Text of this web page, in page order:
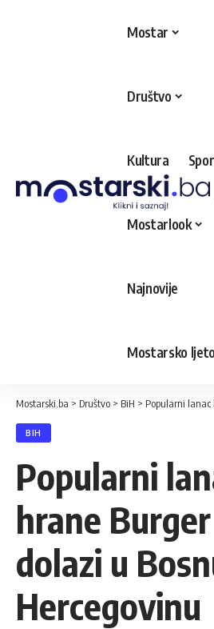
Mostar
Društvo
Kultura
Mostarlook
Najnovije
Mostarsko ljeto
Mostarski.ba > Društvo > BiH > Popularni lanac brze
BIH
Popularni
hrane
dolazi u
Hercegovinu